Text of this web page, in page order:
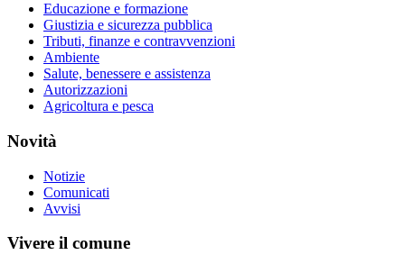
Educazione e formazione
Giustizia e sicurezza pubblica
Tributi, finanze e contravvenzioni
Ambiente
Salute, benessere e assistenza
Autorizzazioni
Agricoltura e pesca
Novità
Notizie
Comunicati
Avvisi
Vivere il comune